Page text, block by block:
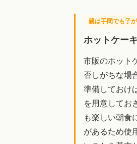
親は手間でも子
ホットケー
市販のホット
否しがちな場
準備しておけ
を用意してお
も楽しい朝食
があるため使